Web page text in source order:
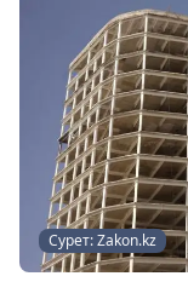
Сурет: Zakon.kz